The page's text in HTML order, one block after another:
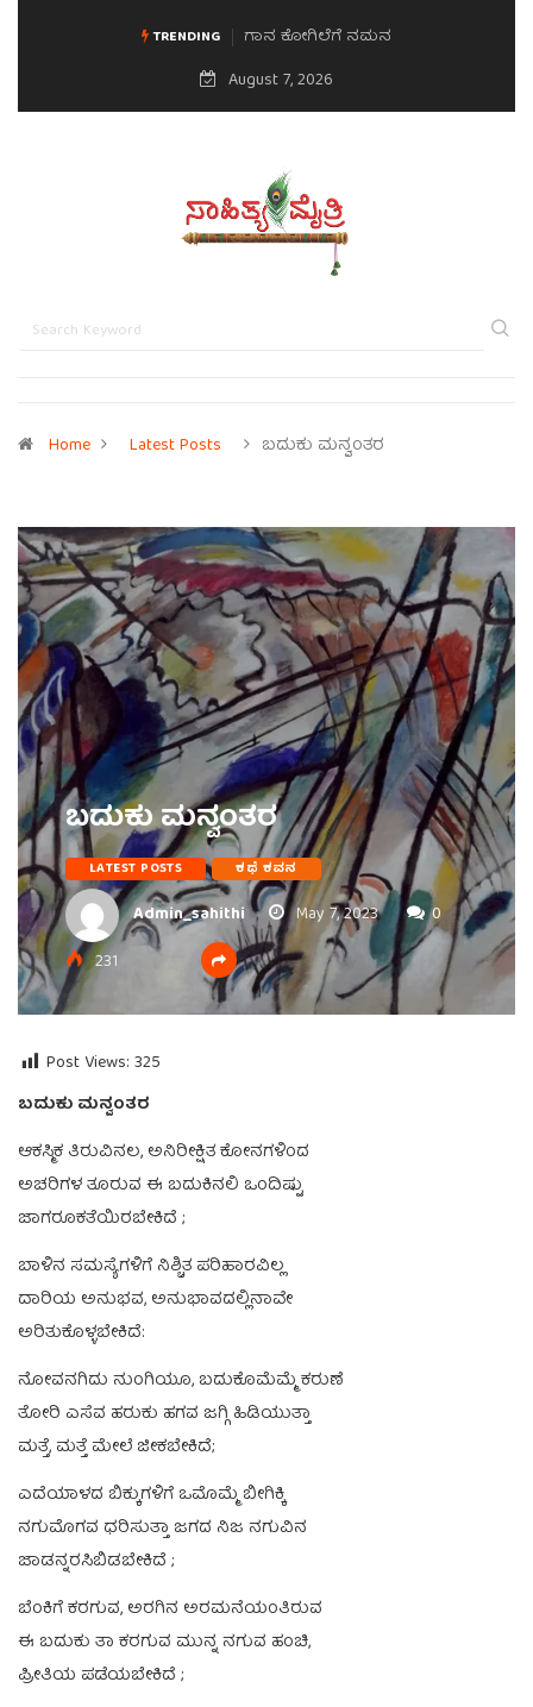
TRENDING
ಗಾನ ಕೋಗಿಲೆಗೆ ನಮನ ಮನಸಿನ ಸವಿಭಾವ
August 7, 2026
Home Latest Posts ಬದುಕು ಮನ್ವಂತರ
ಬದುಕು ಮನ್ವಂತರ
LATEST POSTS ಕಥೆ ಕವನ
Admin_sahithi May 7, 2023
0
231
Post Views: 325
ಬದುಕು ಮನ್ವಂತರ
ಆಕಸ್ಮಿಕ ತಿರುವಿನಲ, ಅನಿರೀಕ್ಷಿತ ಕೋನಗಳಿಂದ
ಅಚರಿಗಳ ತೂರುವ ಈ ಬದುಕಿನಲಿ ಒ೦ದಿಷ್ಟು
ಜಾಗರೂಕತೆಯಿರಬೇಕಿದೆ ;
ಬಾಳಿನ ಸಮಸ್ಯೆಗಳಿಗೆ ನಿಶ್ಚಿತ ಪರಿಹಾರವಿಲ್ಲ
ದಾರಿಯ ಅನುಭವ, ಅನುಭಾವದಲ್ಲಿನಾವೇ
ಅರಿತುಕೊಳ್ಳಬೇಕಿದೆ:
ನೋವನಗಿದು ನು೦ಗಿಯೂ, ಬದುಕೊಮೆಮ್ಮೆ ಕರುಣೆ
ತೋರಿ ಎಸೆವ ಹರುಕು ಹಗವ ಜಗ್ಗಿ ಹಿಡಿಯುತ್ತಾ
ಮತ್ತೆ, ಮತ್ತೆ ಮೇಲೆ ಜೀಕಬೇಕಿದೆ;
ಎದೆಯಾಳದ ಬಿಕ್ಕುಗಳಿಗೆ ಒಮೊಮ್ಮೆ ಬೀಗಿಕ್ಕಿ
ನಗುಮೊಗವ ಧರಿಸುತ್ತಾ ಜಗದ ನಿಜ ನಗುವಿನ
ಜಾಡನ್ನರಸಿಬಿಡಬೇಕಿದೆ ;
ಬೆ೦ಕಿಗೆ ಕರಗುವ, ಅರಗಿನ ಅರಮನೆಯಂತಿರುವ
ಈ ಬದುಕು ತಾ ಕರಗುವ ಮುನ್ನ ನಗುವ ಹಂಚಿ,
ಪ್ರೀತಿಯ ಪಡೆಯಬೇಕಿದೆ ;